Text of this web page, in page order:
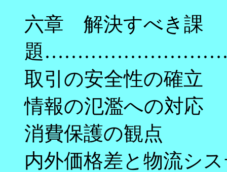
六章 解決すべき課
題
取引の安全性の確立
情報の氾濫への対応
消費保護の観点
内外価格差と物流シ